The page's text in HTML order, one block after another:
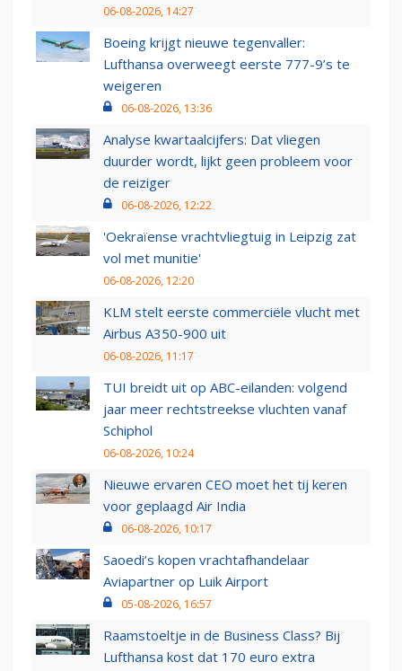
06-08-2026, 14:27
Boeing krijgt nieuwe tegenvaller:
Lufthansa overweegt eerste 777-9’s te
weigeren
06-08-2026, 13:36
Analyse kwartaalcijfers: Dat vliegen
duurder wordt, lijkt geen probleem voor
de reiziger
06-08-2026, 12:22
'Oekraïense vrachtvliegtuig in Leipzig zat
vol met munitie'
06-08-2026, 12:20
KLM stelt eerste commerciële vlucht met
Airbus A350-900 uit
06-08-2026, 11:17
TUI breidt uit op ABC-eilanden: volgend
jaar meer rechtstreekse vluchten vanaf
Schiphol
06-08-2026, 10:24
Nieuwe ervaren CEO moet het tij keren
voor geplaagd Air India
06-08-2026, 10:17
Saoedi’s kopen vrachtafhandelaar
Aviapartner op Luik Airport
05-08-2026, 16:57
Raamstoeltje in de Business Class? Bij
Lufthansa kost dat 170 euro extra